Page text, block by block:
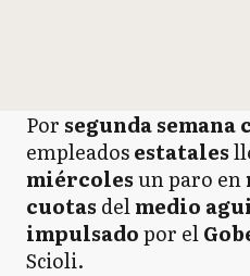
Por segunda
empleadosestatales
miércolesun paro en
cuotas delmedio
impulsadopor el
Scioli.